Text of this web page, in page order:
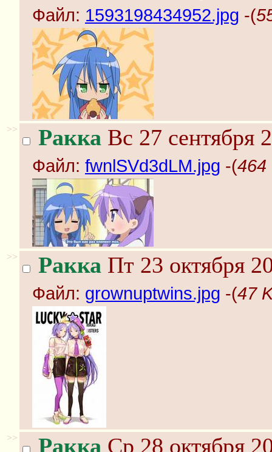
Файл: 1593198434952.jpg -(
>> Ракка Вс 27 сентября
Файл: fwnlSVd3dLM.jpg -(464
>> Ракка Пт 23 октября
Файл: grownuptwins.jpg -(47
>> Ракка Ср 28 октября